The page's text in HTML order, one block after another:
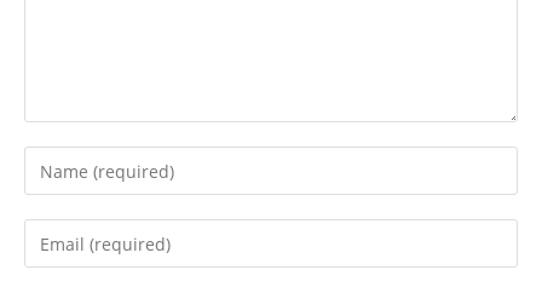
Enter
your
name
Enter
your